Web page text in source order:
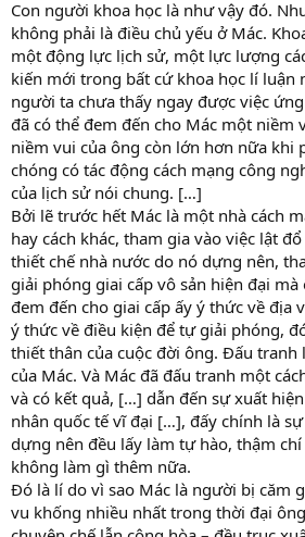
Con người khoa học là như vậy đó.
không phải là điều chủ yếu ở Mác.
một động lực lịch sử, một lực lượng
kiến mới trong bất cứ khoa học lí luận
người ta chưa thấy ngay được việc
đã có thể đem đến cho Mác một niềm
niềm vui của ông còn lớn hơn nữa khi
chóng có tác động cách mạng công
của lịch sử nói chung. […]
Bởi lẽ trước hết Mác là một nhà cách
hay cách khác, tham gia vào việc lật
thiết chế nhà nước do nó dựng nên,
giải phóng giai cấp vô sản hiện đại
đem đến cho giai cấp ấy ý thức về địa
ý thức về điều kiện để tự giải phóng,
thiết thân của cuộc đời ông. Đấu tranh
của Mác. Và Mác đã đấu tranh một
và có kết quả, […] dẫn đến sự xuất
nhân quốc tế vĩ đại […], đấy chính là
dựng nên đều lấy làm tự hào, thậm
không làm gì thêm nữa.
Đó là lí do vì sao Mác là người bị căm
vu khống nhiều nhất trong thời đại